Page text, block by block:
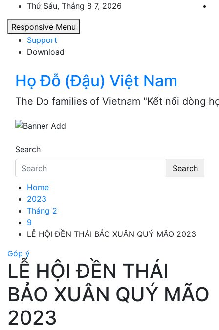
content
Thứ Sáu, Tháng 8 7, 2026
Responsive Menu
Support
Download
Họ Đỗ (Đậu) Việt Nam
The Do families of Vietnam "Kết nối dòng
Search
Search
Home
2023
Tháng 2
9
LỄ HỘI ĐỀN THÁI BẢO XUÂN QUÝ MÃO 2023
Góp ý
LỄ HỘI ĐỀN THÁI
BẢO XUÂN QUÝ MÃO
2023